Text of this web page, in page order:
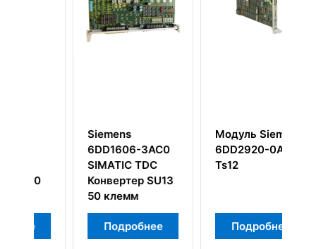
Siemens
6DD1606-3AC0
SIMATIC TDC
Конвертер SU13
50 клемм
Подробнее
Модуль Siemens
6DD2920-0AA0
Подробнее